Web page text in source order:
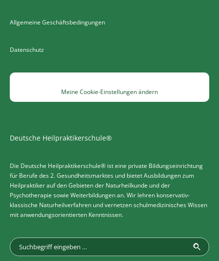
Allgemeine Geschäftsbedingungen
Datenschutz
Meine Cookie-Einstellungen ändern
Deutsche Heilpraktikerschule®
Die Deutsche Heilpraktikerschule® ist eine private Bildungseinrichtung
für Berufe des 2. Gesundheitsmarktes und bietet Ausbildungen zum
Heilpraktiker auf den Gebieten der Naturheilkunde und der
Psychotherapie sowie Weiterbildungen an. Wir lehren konservativ-
klassische Naturheilverfahren und vernetzen schulmedizinisches Wissen
mit anwendungsorientierten Kenntnissen.